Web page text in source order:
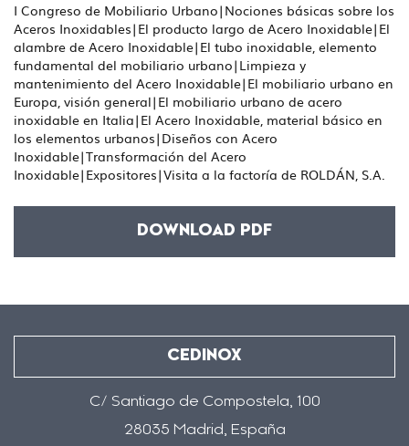
I Congreso de Mobiliario Urbano|Nociones básicas sobre los
Aceros Inoxidables|El producto largo de Acero Inoxidable|El
alambre de Acero Inoxidable|El tubo inoxidable, elemento
fundamental del mobiliario urbano|Limpieza y
mantenimiento del Acero Inoxidable|El mobiliario urbano en
Europa, visión general|El mobiliario urbano de acero
inoxidable en Italia|El Acero Inoxidable, material básico en
los elementos urbanos|Diseños con Acero
Inoxidable|Transformación del Acero
Inoxidable|Expositores|Visita a la factoría de ROLDÁN, S.A.
DOWNLOAD PDF
CEDINOX
C/ Santiago de Compostela, 100
28035 Madrid, España